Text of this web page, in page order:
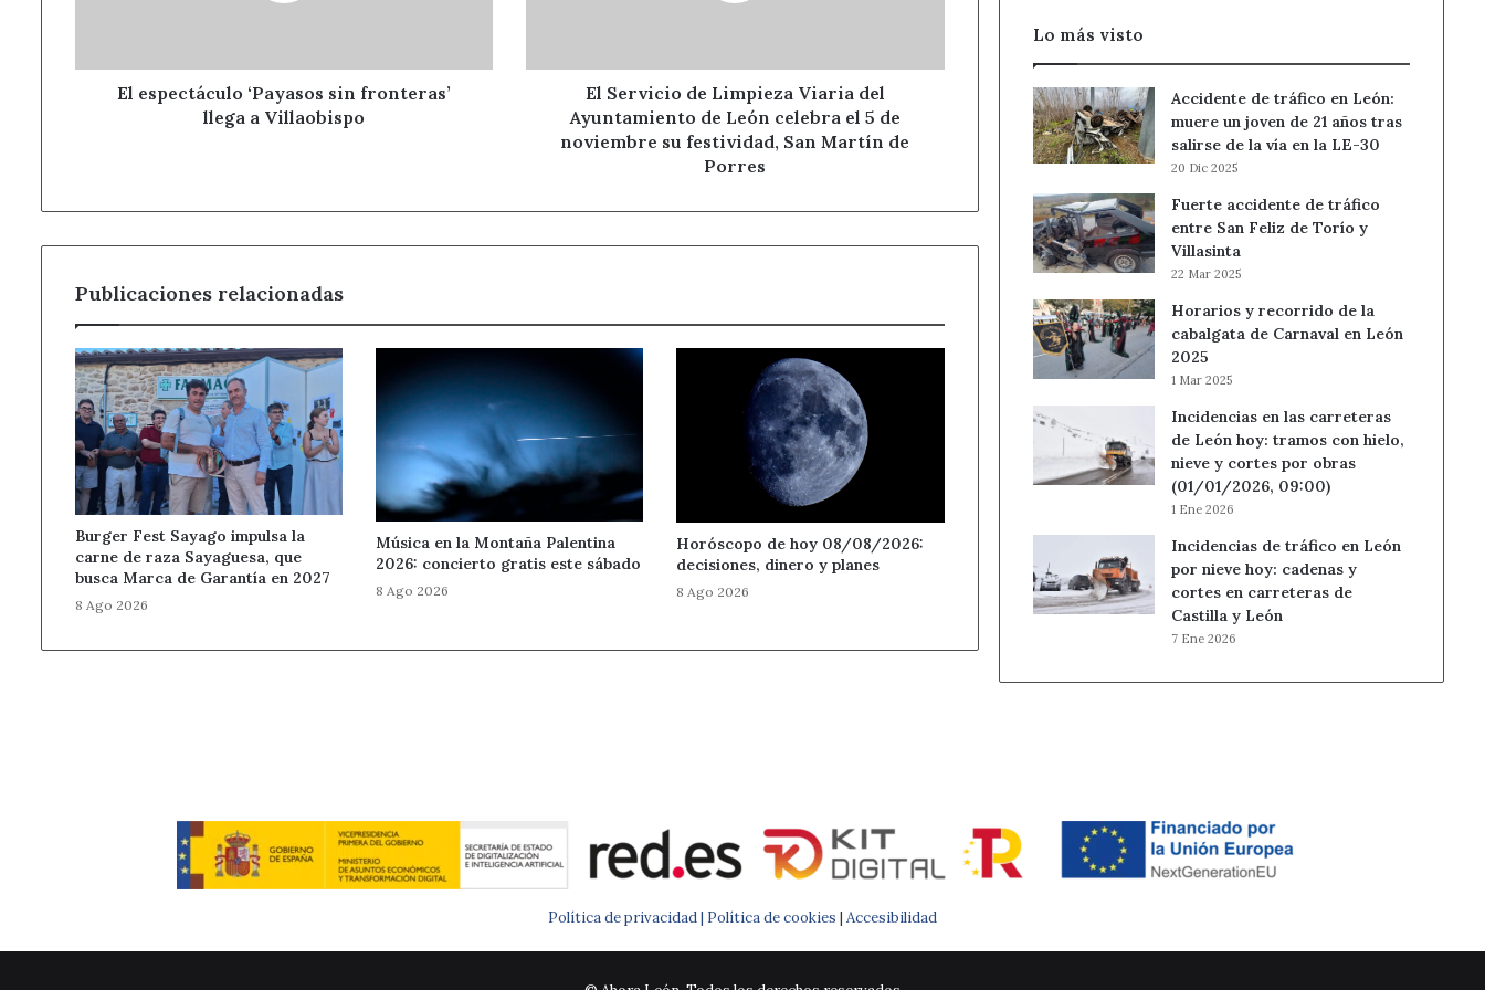
El espectáculo ‘Payasos sin fronteras’
llega a Villaobispo
León
San
Porres
El Servicio de Limpieza Viaria del
Ayuntamiento de León celebra el 5 de
noviembre su festividad, San Martín de
Porres
Publicaciones relacionadas
Burger Fest Sayago impulsa la
carne de raza Sayaguesa, que
busca Marca de Garantía en 2027
8 Ago 2026
Música en la Montaña Palentina
2026: concierto gratis este sábado
8 Ago 2026
Horóscopo de hoy 08/08/2026:
decisiones, dinero y planes
8 Ago 2026
Lo más visto
Accidente de tráfico en León:
muere un joven de 21 años tras
salirse de la vía en la LE-30
20 Dic 2025
Fuerte accidente de tráfico
entre San Feliz de Torío y
Villasinta
22 Mar 2025
Horarios y recorrido de la
cabalgata de Carnaval en León
2025
1 Mar 2025
Incidencias en las carreteras
de León hoy: tramos con hielo,
nieve y cortes por obras
(01/01/2026, 09:00)
1 Ene 2026
Incidencias de tráfico en León
por nieve hoy: cadenas y
cortes en carreteras de
Castilla y León
7 Ene 2026
Política de privacidad | Política de cookies | Accesibilidad